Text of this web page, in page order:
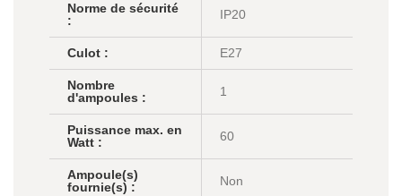
Norme de sécurité
:
IP20
Culot : E27
Nombre
d'ampoules :
1
Puissance max. en
Watt :
60
Ampoule(s)
fournie(s) :
Non